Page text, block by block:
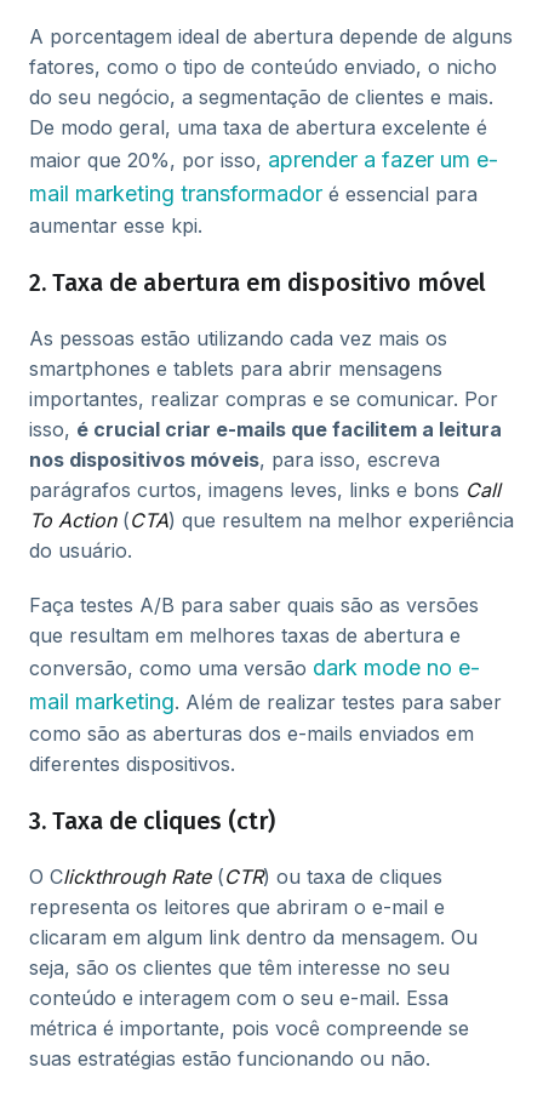
A porcentagem ideal de abertura depende de alguns
fatores, como o tipo de conteúdo enviado, o nicho
do seu negócio, a segmentação de clientes e mais.
De modo geral, uma taxa de abertura excelente é
maior que 20%, por isso, aprender a fazer um e-
mail marketing transformador é essencial para
aumentar esse kpi.
2. Taxa de abertura em dispositivo móvel
As pessoas estão utilizando cada vez mais os
smartphones e tablets para abrir mensagens
importantes, realizar compras e se comunicar. Por
isso, é crucial criar e-mails que facilitem a leitura
nos dispositivos móveis, para isso, escreva
parágrafos curtos, imagens leves, links e bons Call
To Action(CTA) que resultem na melhor experiência
do usuário.
Faça testes A/B para saber quais são as versões
que resultam em melhores taxas de abertura e
conversão, como uma versão dark mode no e-
mail marketing. Além de realizar testes para saber
como são as aberturas dos e-mails enviados em
diferentes dispositivos.
3. Taxa de cliques (ctr)
O Clickthrough Rate(CTR) ou taxa de cliques
representa os leitores que abriram o e-mail e
clicaram em algum link dentro da mensagem. Ou
seja, são os clientes que têm interesse no seu
conteúdo e interagem com o seu e-mail. Essa
métrica é importante, pois você compreende se
suas estratégias estão funcionando ou não.